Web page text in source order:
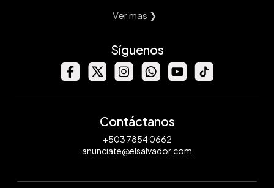
Ver mas ❯
Síguenos
Contáctanos
+503 7854 0662
anunciate@elsalvador.com